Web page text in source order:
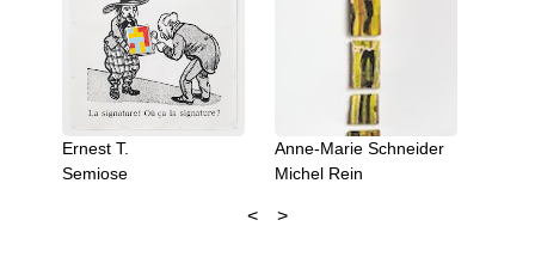
Ernest T.
Semiose
Anne-Marie Schneider
Michel Rein